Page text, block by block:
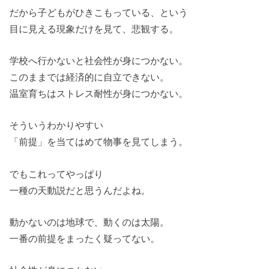
だから子どもがひきこもっている、という
目に見える現象だけを見て、悲観する。
学校へ行かないと社会性が身につかない。
このままでは経済的に自立できない。
温室育ちはストレス耐性が身につかない。
そういうわかりやすい
「前提」を当てはめて物事を見てしまう。
でもこれってやっぱり
一種の天動説だと思うんだよね。
動かないのは地球で、動くのは太陽。
一番の前提をまったく疑ってない。